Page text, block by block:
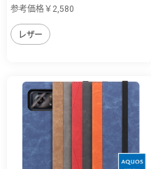
参考価格￥2,580
レザー